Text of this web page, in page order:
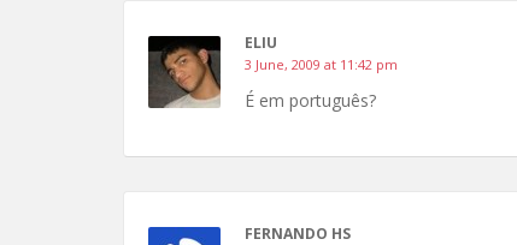
ELIU
3 June, 2009 at 11:42 pm
É em português?
FERNANDO HS